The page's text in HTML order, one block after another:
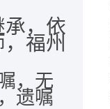
承，依
福州
，无
遗嘱